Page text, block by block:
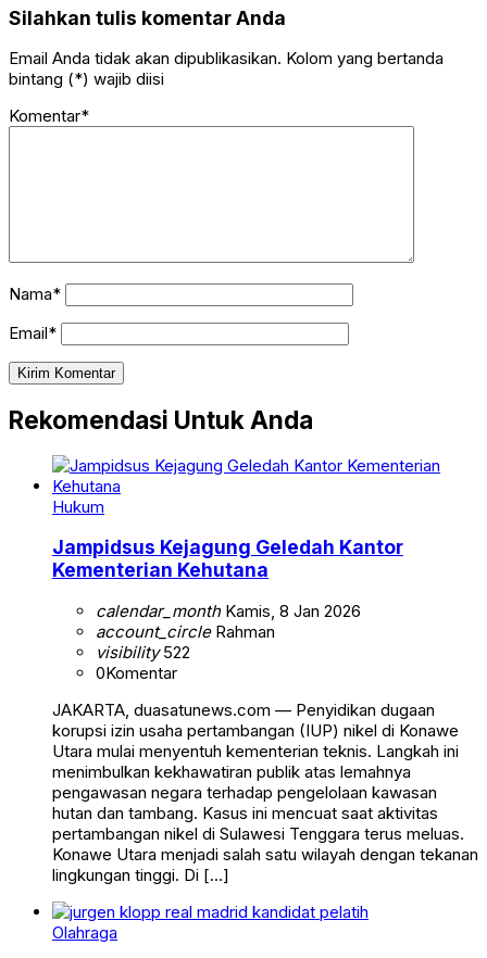
Silahkan tulis komentar Anda
Email Anda tidak akan dipublikasikan. Kolom yang bertanda
bintang (*) wajib diisi
Komentar*
Nama*
Email*
Rekomendasi Untuk Anda
Hukum
Jampidsus Kejagung Geledah Kantor
Kementerian Kehutana
calendar_monthKamis, 8 Jan 2026
account_circleRahman
visibility522
0Komentar
JAKARTA, duasatunews.com — Penyidikan dugaan
korupsi izin usaha pertambangan (IUP) nikel di Konawe
Utara mulai menyentuh kementerian teknis. Langkah ini
menimbulkan kekhawatiran publik atas lemahnya
pengawasan negara terhadap pengelolaan kawasan
hutan dan tambang. Kasus ini mencuat saat aktivitas
pertambangan nikel di Sulawesi Tenggara terus meluas.
Konawe Utara menjadi salah satu wilayah dengan tekanan
lingkungan tinggi. Di […]
Olahraga